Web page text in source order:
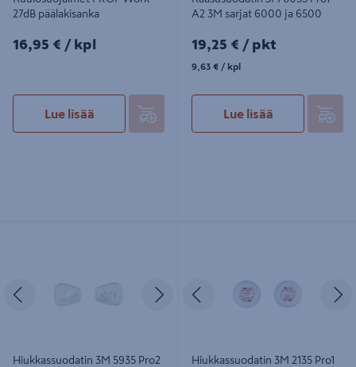
27dB päälakisanka
16,95€/kpl
16,95 € / kpl
Lue lisää
A2 3M sarjat 6000 ja 6500
19,25€/pkt
19,25 € / pkt
9,63€/kpl
9,63 € / kpl
Lue lisää
Edellinen Seuraava
Hiukkassuodatin 3M 5935 Pro2
Edellinen
Hiukkassuodatin 3M 2135 Pro1